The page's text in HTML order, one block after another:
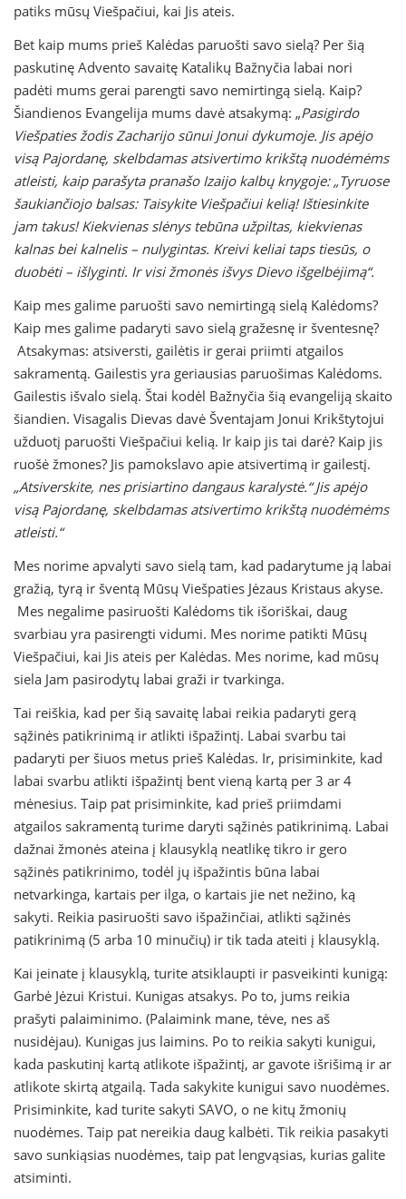
patiks mūsų Viešpačiui, kai Jis ateis.
Bet kaip mums prieš Kalėdas paruošti savo sielą? Per šią
paskutinę Advento savaitę Katalikų Bažnyčia labai nori
padėti mums gerai parengti savo nemirtingą sielą. Kaip?
Šiandienos Evangelija mums davė atsakymą: „Pasigirdo
Viešpaties žodis Zacharijo sūnui Jonui dykumoje. Jis apėjo
visą Pajordanę, skelbdamas atsivertimo krikštą nuodėmėms
atleisti, kaip parašyta pranašo Izaijo kalbų knygoje: „Tyruose
šaukiančiojo balsas: Taisykite Viešpačiui kelią! Ištiesinkite
jam takus! Kiekvienas slėnys tebūna užpiltas, kiekvienas
kalnas bei kalnelis – nulygintas. Kreivi keliai taps tiesūs, o
duobėti – išlyginti. Ir visi žmonės išvys Dievo išgelbėjimą“.
Kaip mes galime paruošti savo nemirtingą sielą Kalėdoms?
Kaip mes galime padaryti savo sielą gražesnę ir šventesnę?
Atsakymas: atsiversti, gailėtis ir gerai priimti atgailos
sakramentą. Gailestis yra geriausias paruošimas Kalėdoms.
Gailestis išvalo sielą. Štai kodėl Bažnyčia šią evangeliją skaito
šiandien. Visagalis Dievas davė Šventajam Jonui Krikštytojui
užduotį paruošti Viešpačiui kelią. Ir kaip jis tai darė? Kaip jis
ruošė žmones? Jis pamokslavo apie atsivertimą ir gailestį.
„Atsiverskite, nes prisiartino dangaus karalystė.“ Jis apėjo
visą Pajordanę, skelbdamas atsivertimo krikštą nuodėmėms
atleisti.“
Mes norime apvalyti savo sielą tam, kad padarytume ją labai
gražią, tyrą ir šventą Mūsų Viešpaties Jėzaus Kristaus akyse.
Mes negalime pasiruošti Kalėdoms tik išoriškai, daug
svarbiau yra pasirengti vidumi. Mes norime patikti Mūsų
Viešpačiui, kai Jis ateis per Kalėdas. Mes norime, kad mūsų
siela Jam pasirodytų labai graži ir tvarkinga.
Tai reiškia, kad per šią savaitę labai reikia padaryti gerą
sąžinės patikrinimą ir atlikti išpažintį. Labai svarbu tai
padaryti per šiuos metus prieš Kalėdas. Ir, prisiminkite, kad
labai svarbu atlikti išpažintį bent vieną kartą per 3 ar 4
mėnesius. Taip pat prisiminkite, kad prieš priimdami
atgailos sakramentą turime daryti sąžinės patikrinimą. Labai
dažnai žmonės ateina į klausyklą neatlikę tikro ir gero
sąžinės patikrinimo, todėl jų išpažintis būna labai
netvarkinga, kartais per ilga, o kartais jie net nežino, ką
sakyti. Reikia pasiruošti savo išpažinčiai, atlikti sąžinės
patikrinimą (5 arba 10 minučių) ir tik tada ateiti į klausyklą.
Kai įeinate į klausyklą, turite atsiklaupti ir pasveikinti kunigą:
Garbė Jėzui Kristui. Kunigas atsakys. Po to, jums reikia
prašyti palaiminimo. (Palaimink mane, tėve, nes aš
nusidėjau). Kunigas jus laimins. Po to reikia sakyti kunigui,
kada paskutinį kartą atlikote išpažintį, ar gavote išrišimą ir ar
atlikote skirtą atgailą. Tada sakykite kunigui savo nuodėmes.
Prisiminkite, kad turite sakyti SAVO, o ne kitų žmonių
nuodėmes. Taip pat nereikia daug kalbėti. Tik reikia pasakyti
savo sunkiąsias nuodėmes, taip pat lengvąsias, kurias galite
atsiminti.